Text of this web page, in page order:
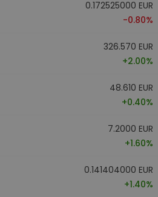
0.172525000 EUR
-0.80%
326.570 EUR
+2.00%
48.610 EUR
+0.40%
7.2000 EUR
+1.60%
0.141404000 EUR
+1.40%